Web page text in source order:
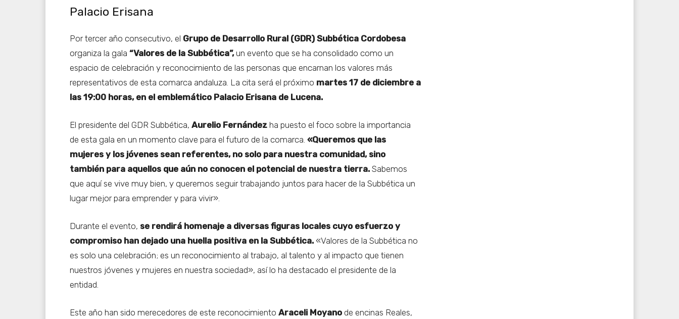
Palacio Erisana
Por tercer año consecutivo, el Grupo de Desarrollo Rural (GDR) Subbética Cordobesa
organiza la gala “Valores de la Subbética”,un evento que se ha consolidado como un
espacio de celebración y reconocimiento de las personas que encarnan los valores más
representativos de esta comarca andaluza. La cita será el próximo martes 17 de diciembre a
las 19:00 horas, en el emblemático Palacio Erisana de Lucena.
El presidente del GDR Subbética, Aurelio Fernández ha puesto el foco sobre la importancia
de esta gala en un momento clave para el futuro de la comarca. «Queremos que las
mujeres y los jóvenes sean referentes, no solo para nuestra comunidad, sino
también para aquellos que aún no conocen el potencial de nuestra tierra. Sabemos
que aquí se vive muy bien, y queremos seguir trabajando juntos para hacer de la Subbética un
lugar mejor para emprender y para vivir».
Durante el evento, se rendirá homenaje a diversas figuras locales cuyo esfuerzo y
compromiso han dejado una huella positiva en la Subbética. «Valores de la Subbética no
es solo una celebración; es un reconocimiento al trabajo, al talento y al impacto que tienen
nuestros jóvenes y mujeres en nuestra sociedad», así lo ha destacado el presidente de la
entidad.
Este año han sido merecedores de este reconocimiento Araceli Moyano de encinas Reales,